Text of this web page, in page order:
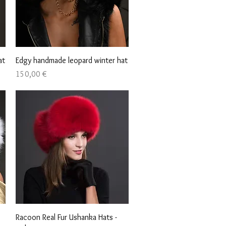
Быстрый просмотр
Edgy handmade leopard winter hat
Цена
150,00 €
Быстрый просмотр
Racoon Real Fur Ushanka Hats -